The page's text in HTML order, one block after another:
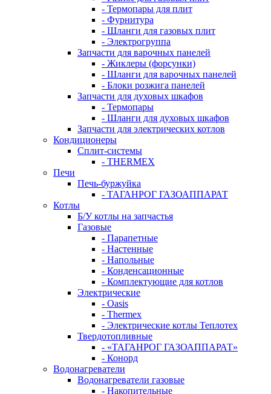
- Термопары для плит
- Фурнитура
- Шланги для газовых плит
- Электрогруппа
Запчасти для варочных панелей
- Жиклеры (форсунки)
- Шланги для варочных панелей
- Блоки розжига панелей
Запчасти для духовых шкафов
- Термопары
- Шланги для духовых шкафов
Запчасти для электрических котлов
Кондиционеры
Сплит-системы
- THERMEX
Печи
Печь-буржуйка
- ТАГАНРОГ ГАЗОАППАРАТ
Котлы
Б/У котлы на запчастья
Газовые
- Парапетные
- Настенные
- Напольные
- Конденсационные
- Комплектующие для котлов
Электрические
- Oasis
- Thermex
- Электрические котлы Теплотех
Твердотопливные
- «ТАГАНРОГ ГАЗОАППАРАТ»
- Конорд
Водонагреватели
Водонагреватели газовые
- Накопительные